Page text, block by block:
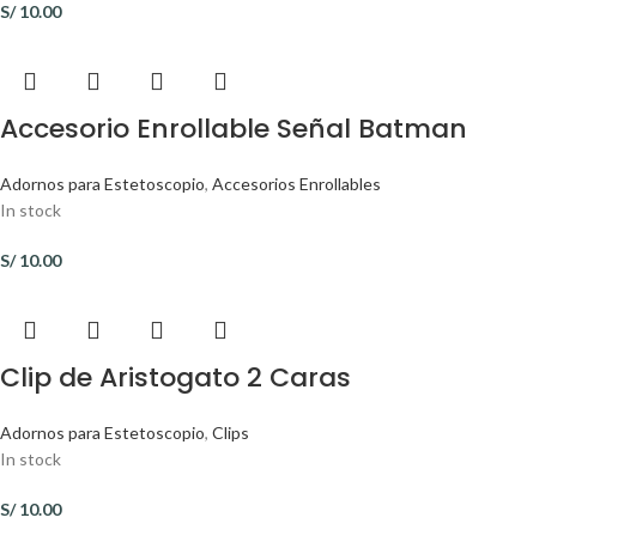
S/10.00
Accesorio Enrollable Señal Batman
Adornos para Estetoscopio, Accesorios Enrollables
In stock
S/10.00
Clip de Aristogato 2 Caras
Adornos para Estetoscopio, Clips
In stock
S/10.00